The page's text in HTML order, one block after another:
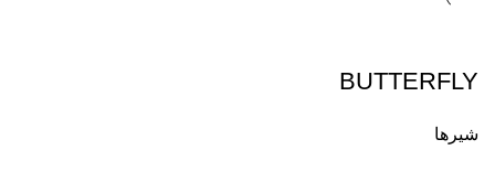
BUTTERFLY
شیرها